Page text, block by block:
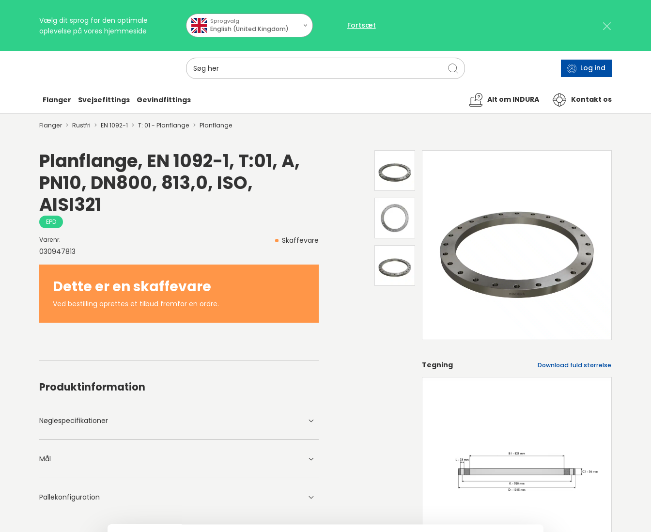
Vælg dit sprog for den optimale
oplevelse på vores hjemmeside
Sprogvalg
English (United Kingdom) Fortsæt
Søg her
Log ind
Flanger Svejsefittings Gevindfittings Alt om INDURA Kontakt os
Flanger Rustfri EN 1092-1 T: 01 - Planflange Planflange
Planflange, EN 1092-1, T:01, A,
PN10, DN800, 813,0, ISO,
AISI321
EPD
Varenr.
030947813
Skaffevare
Dette er en skaffevare
Ved bestilling oprettes et tilbud fremfor en ordre.
Produktinformation
Nøglespecifikationer
Mål
Pallekonfiguration
Tegning Download fuld størrelse